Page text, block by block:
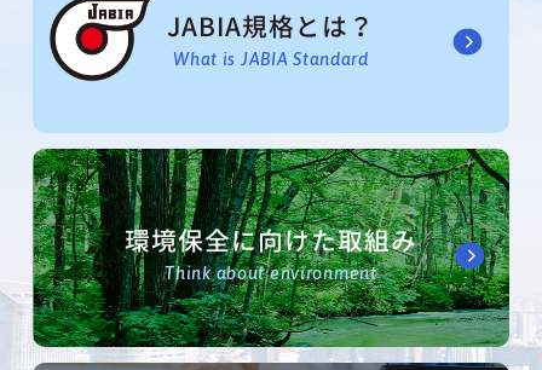
JABIA規格とは？
What is JABIA Standard
環境保全に向けた取組み
Think about environment